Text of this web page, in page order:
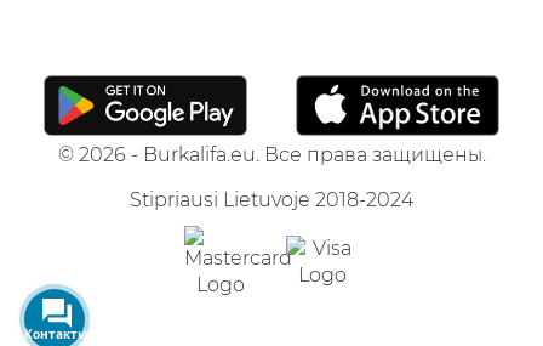
© 2026 - Burkalifa.eu. Все права защищены.
Stipriausi Lietuvoje 2018-2024
Контакты